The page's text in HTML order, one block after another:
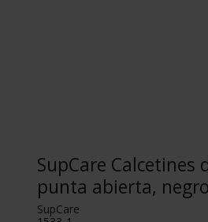
SupCare Calcetines
punta abierta, negro
SupCare